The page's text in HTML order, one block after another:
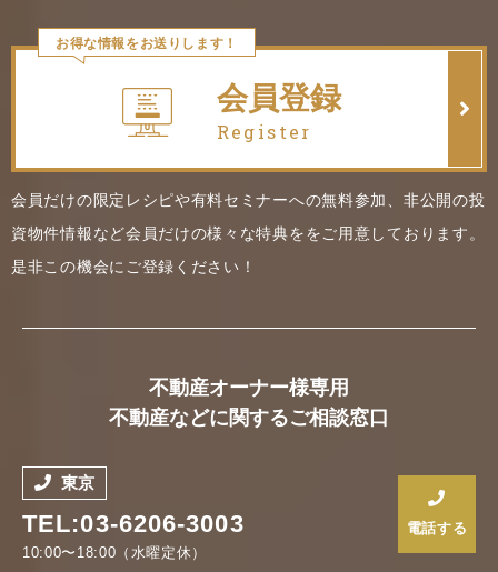
お得な情報をお送りします！
会員登録
Register
会員だけの限定レシピや有料セミナーへの無料参加、非公開の投
資物件情報など会員だけの様々な特典ををご用意しております。
是非この機会にご登録ください！
不動産オーナー様専用
不動産などに関するご相談窓口
東京
TEL:03-6206-3003
10:00〜18:00（水曜定休）
電話する